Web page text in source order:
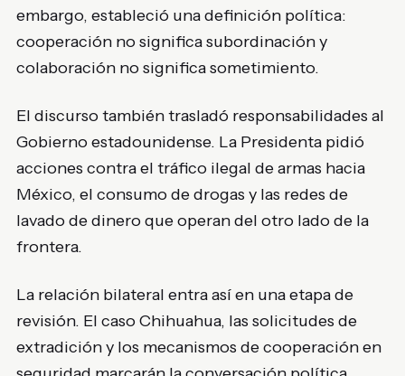
embargo, estableció una definición política:
cooperación no significa subordinación y
colaboración no significa sometimiento.
El discurso también trasladó responsabilidades al
Gobierno estadounidense. La Presidenta pidió
acciones contra el tráfico ilegal de armas hacia
México, el consumo de drogas y las redes de
lavado de dinero que operan del otro lado de la
frontera.
La relación bilateral entra así en una etapa de
revisión. El caso Chihuahua, las solicitudes de
extradición y los mecanismos de cooperación en